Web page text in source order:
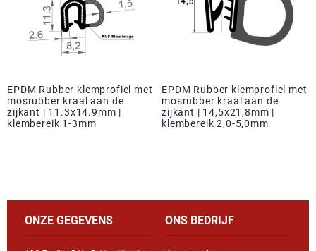
EPDM Rubber klemprofiel met
mosrubber kraal aan de
zijkant | 11.3x14.9mm |
klembereik 1-3mm
EPDM Rubber klemprofiel met
mosrubber kraal aan de
zijkant | 14,5x21,8mm |
klembereik 2,0-5,0mm
ONZE GEGEVENS ONS BEDRIJF